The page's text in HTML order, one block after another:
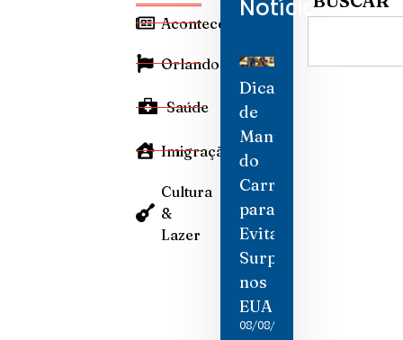
Aconteceu
Orlando
Saúde
Imigração
Cultura
&
Lazer
Notícias
Dicas
de
Manutenção
do
Carro
para
Evitar
Surpresas
nos
EUA
08/08/2026